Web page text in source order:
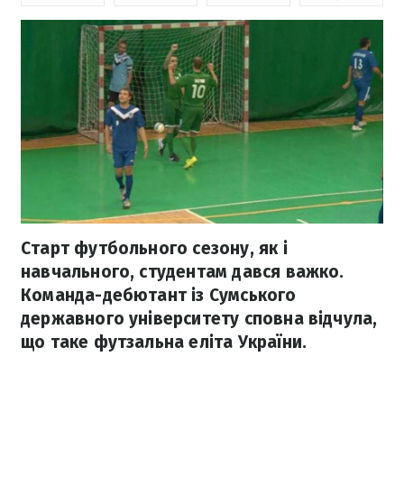
Старт футбольного сезону, як і
навчального, студентам дався важко.
Команда-дебютант із Сумського
державного університету сповна відчула,
що таке футзальна еліта України.